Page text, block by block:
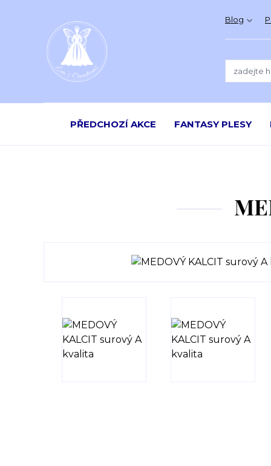
Blog
PŘEDCHOZÍ AKCE FANTASY PLESY